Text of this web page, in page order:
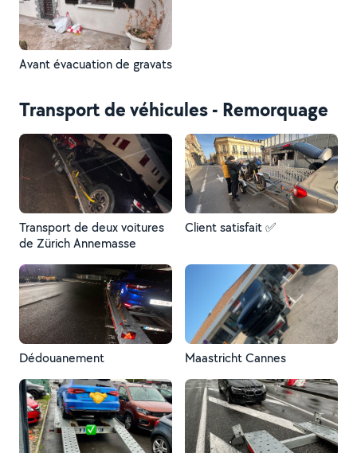
Avant évacuation de gravats
Transport de véhicules - Remorquage
Transport de deux voitures
de Zürich Annemasse
Client satisfait ✅
Dédouanement Maastricht Cannes